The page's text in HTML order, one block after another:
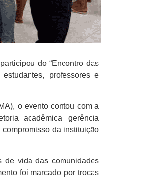
do“Encontro das
professores e
, o evento contou com a
acadêmica, gerência
da instituição
de vida das comunidades
foi marcado por trocas